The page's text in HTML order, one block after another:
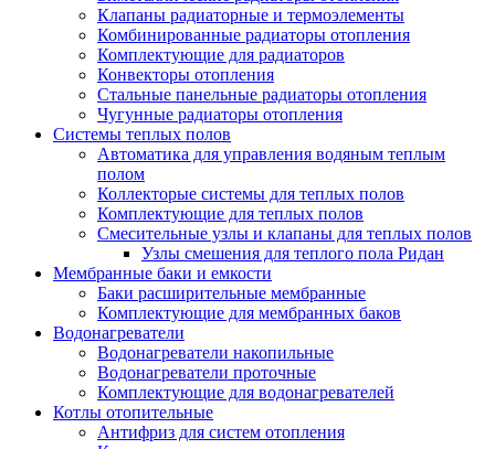
Клапаны радиаторные и термоэлементы
Комбинированные радиаторы отопления
Комплектующие для радиаторов
Конвекторы отопления
Стальные панельные радиаторы отопления
Чугунные радиаторы отопления
Системы теплых полов
Автоматика для управления водяным теплым
полом
Коллекторые системы для теплых полов
Комплектующие для теплых полов
Смесительные узлы и клапаны для теплых полов
Узлы смешения для теплого пола Ридан
Мембранные баки и емкости
Баки расширительные мембранные
Комплектующие для мембранных баков
Водонагреватели
Водонагреватели накопильные
Водонагреватели проточные
Комплектующие для водонагревателей
Котлы отопительные
Антифриз для систем отопления